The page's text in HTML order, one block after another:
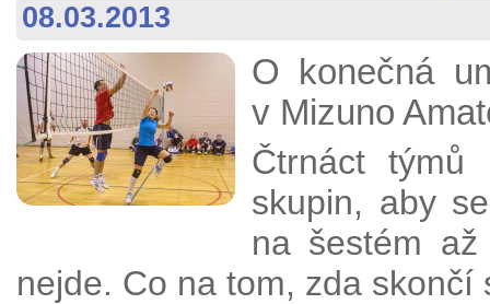
08.03.2013
O konečná
v Mizuno
Čtrnáct
skupin, aby
na šestém
nejde. Co na tom, zda